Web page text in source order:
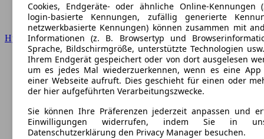
Hyundai
Cookies, Endgeräte- oder ähnliche Online-Kennungen
login-basierte Kennungen, zufällig generierte
netzwerkbasierte Kennungen) können zusammen mit
Informationen (z. B. Browsertyp und
Sprache, Bildschirmgröße, unterstützte Technologien
Ihrem Endgerät gespeichert oder von dort ausgelesen
um es jedes Mal wiederzuerkennen, wenn es eine App
einer Webseite aufruft. Dies geschieht für einen oder
der hier aufgeführten Verarbeitungszwecke.
Sie können Ihre Präferenzen jederzeit anpassen und
Einwilligungen widerrufen, indem Sie in
Datenschutzerklärung den Privacy Manager besuchen.